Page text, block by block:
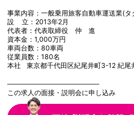
事業内容：一般乗用旅客自動車運送業(タ
設 立：2013年2月
代表者：代表取締役 仲 進
資本金：1,000万円
車両台数：80車両
従業員数：180名
本社 東京都千代田区紀尾井町3-12 紀尾
───────────────────
この求人の面接・説明会に申し込み